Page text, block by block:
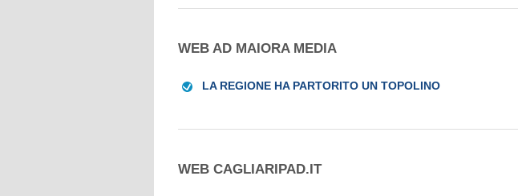
WEB AD MAIORA MEDIA
LA REGIONE HA PARTORITO UN TOPOLINO
WEB CAGLIARIPAD.IT